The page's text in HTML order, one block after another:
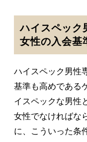
ハイスペック
女性の入会基
ハイスペック男性
基準も高めである
イスペックな男性
女性でなければな
に、こういった条